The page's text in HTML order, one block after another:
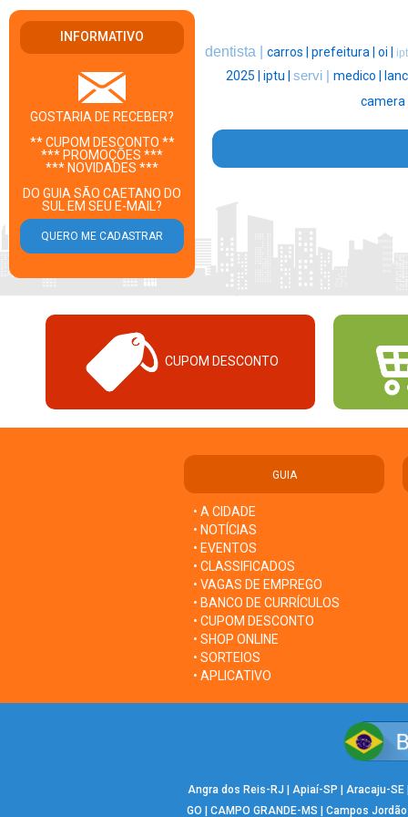
INFORMATIVO
GOSTARIA DE RECEBER?
** CUPOM DESCONTO **
*** PROMOÇÕES ***
*** NOVIDADES ***
DO GUIA SÃO CAETANO DO
SUL EM SEU E-MAIL?
dentista | carros | prefeitura | oi |
2025 | iptu | servi | medico |
CUPOM DESCONTO
GUIA
• A CIDADE
• NOTÍCIAS
• EVENTOS
• CLASSIFICADOS
• VAGAS DE EMPREGO
• BANCO DE CURRÍCULOS
• CUPOM DESCONTO
• SHOP ONLINE
• SORTEIOS
• APLICATIVO
Angra dos Reis-RJ | Apiaí-SP | Aracaju-SE
GO | CAMPO GRANDE-MS | Campos